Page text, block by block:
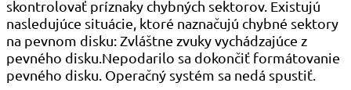
skontrolovať príznaky chybných sektorov. Existujú
nasledujúce situácie, ktoré naznačujú chybné sektory
na pevnom disku: Zvláštne zvuky vychádzajúce z
pevného disku.Nepodarilo sa dokončiť formátovanie
pevného disku. Operačný systém sa nedá spustiť.